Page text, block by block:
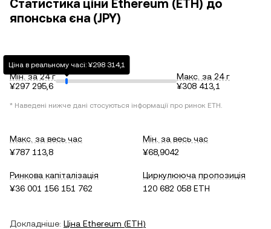
Статистика ціни Ethereum (ETH) до
японська єна (JPY)
Мін. за 24 г
¥297 295,6
Ціна в реальному часі: ¥298 314,1
Макс. за 24 г
¥308 413,1
* Наведені нижче дані стосуються інформації про ринок ETH.
Макс. за весь час
¥787 113,8
Мін. за весь час
¥68,9042
Ринкова капіталізація
¥36 001 156 151 762
Циркулююча пропозиція
120 682 058 ETH
Докладніше: Ціна Ethereum (ETH)